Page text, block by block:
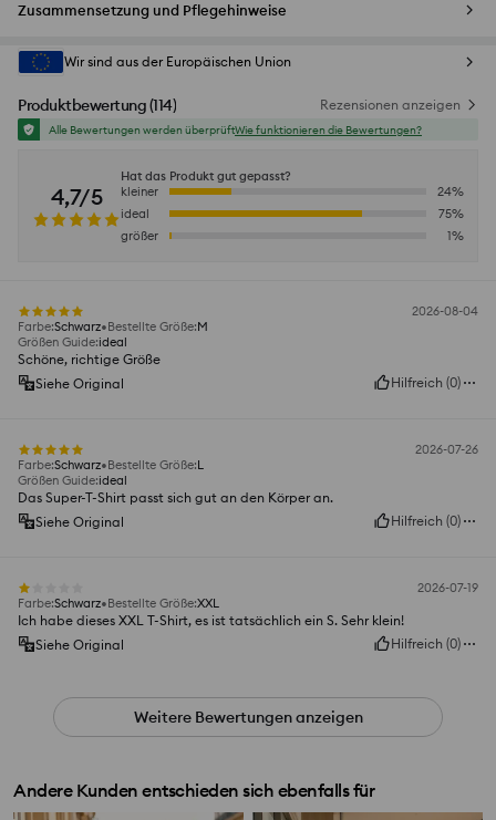
Zusammensetzung und Pflegehinweise
Wir sind aus der Europäischen Union
Produktbewertung(114) Rezensionen anzeigen
Alle Bewertungen werden überprüftWie funktionieren die Bewertungen?
4,7/5
Hat das Produkt gut gepasst?
kleiner
24%
ideal
75%
größer
1%
2026-08-04
Farbe:Schwarz Bestellte Größe:M
Größen Guide:ideal
Schöne, richtige Größe
Siehe Original
Hilfreich (0)
2026-07-26
Farbe:Schwarz Bestellte Größe:L
Größen Guide:ideal
Das Super-T-Shirt passt sich gut an den Körper an.
Siehe Original
Hilfreich (0)
2026-07-19
Farbe:Schwarz Bestellte Größe:XXL
Ich habe dieses XXL T-Shirt, es ist tatsächlich ein S. Sehr klein!
Siehe Original
Hilfreich (0)
Weitere Bewertungen anzeigen
Andere Kunden entschieden sich ebenfalls für